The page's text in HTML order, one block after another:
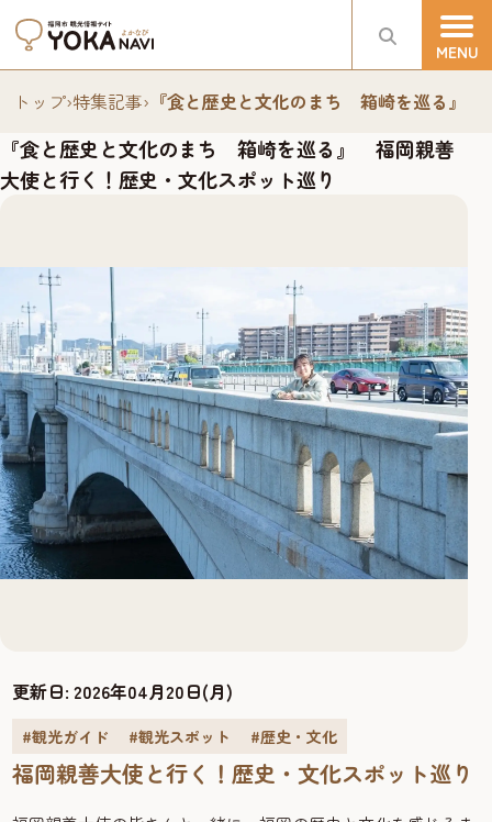
トップ›特集記事› 『食と歴史と文化のまち 箱崎を巡る』
『食と歴史と文化のまち 箱崎を巡る』 福岡親善
大使と行く！歴史・文化スポット巡り
更新日:2026年04月20日(月)
#観光ガイド #観光スポット #歴史・文化
福岡親善大使と行く！歴史・文化スポット巡り